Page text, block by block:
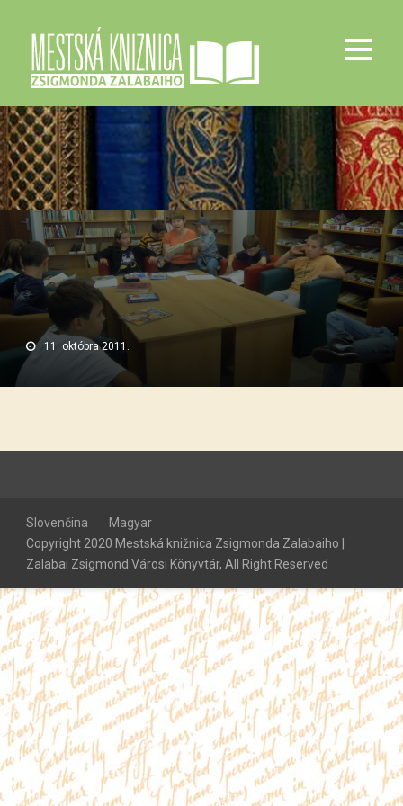
11. októbra 2011.
Slovenčina
Magyar
Copyright 2020 Mestská knižnica Zsigmonda Zalabaiho |
Zalabai Zsigmond Városi Könyvtár, All Right Reserved